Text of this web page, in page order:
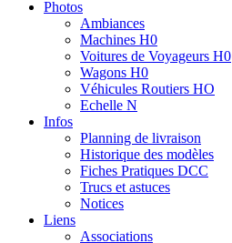
Photos
Ambiances
Machines H0
Voitures de Voyageurs H0
Wagons H0
Véhicules Routiers HO
Echelle N
Infos
Planning de livraison
Historique des modèles
Fiches Pratiques DCC
Trucs et astuces
Notices
Liens
Associations